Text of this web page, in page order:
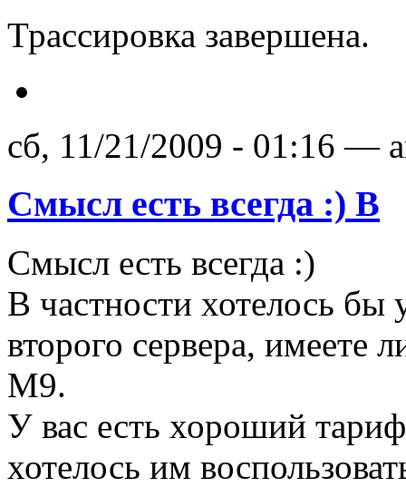
Трассировка завершена.
сб, 11/21/2009 - 01:16 —
Смысл есть всегда :) В
Смысл есть всегда :)
В частности хотелось бы
второго сервера, имеете
М9.
У вас есть хороший
хотелось им